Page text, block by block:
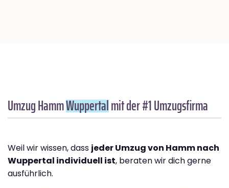
Umzug HammWuppertalmit der #1 Umzugsfirma
Weil wir wissen, dass jeder Umzug von Hamm nach
Wuppertal individuell ist, beraten wir dich gerne
ausführlich.